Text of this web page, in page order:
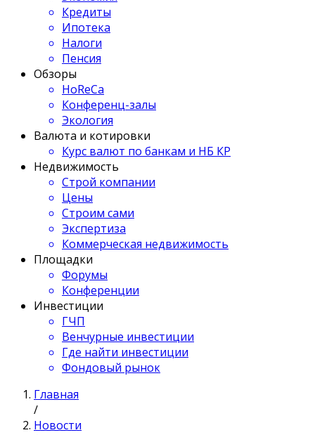
Кредиты
Ипотека
Налоги
Пенсия
Обзоры
HoReCa
Конференц-залы
Экология
Валюта и котировки
Курс валют по банкам и НБ КР
Недвижимость
Строй компании
Цены
Строим сами
Экспертиза
Коммерческая недвижимость
Площадки
Форумы
Конференции
Инвестиции
ГЧП
Венчурные инвестиции
Где найти инвестиции
Фондовый рынок
Главная
/
Новости